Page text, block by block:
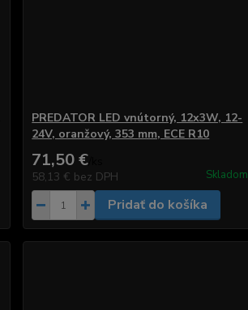
PREDATOR LED vnútorný, 12x3W, 12-
24V, oranžový, 353 mm, ECE R10
71,50 €
58,13 € bez DPH Skladom
Pridať do košíka